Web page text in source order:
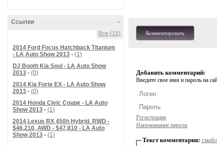
-
Ссылки
Все (15)
2014 Ford Focus Hatchback Titanium
- LA Auto Show 2013 - (1)
DJ Booth Kia Soul - LA Auto Show
2013 - (0)
2014 Kia Forte EX - LA Auto Show
2013 - (0)
2014 Honda Civic Coupe - LA Auto
Show 2013 - (1)
2014 Lexus RX 450h Hybrid. RWD -
$46,210, AWD - $47,810 - LA Auto
Show 2013 - (1)
Комментировать
Добавить комментарий:
Введите свое имя и пароль на
Регистрация
Напоминание пароля
Текст комментария: